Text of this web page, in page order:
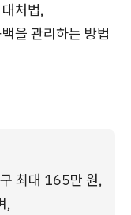
처법,
을 관리하는 방법
,